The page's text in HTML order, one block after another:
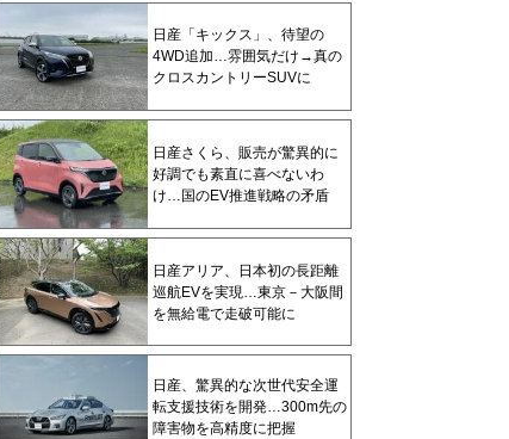
日産「キックス」、待望の
4WD追加…雰囲気だけ→真の
クロスカントリーSUVに
日産さくら、販売が驚異的に
好調でも素直に喜べないわ
け…国のEV推進戦略の矛盾
日産アリア、日本初の長距離
巡航EVを実現…東京－大阪間
を無給電で走破可能に
日産、驚異的な次世代安全運
転支援技術を開発…300m先の
障害物を高精度に把握